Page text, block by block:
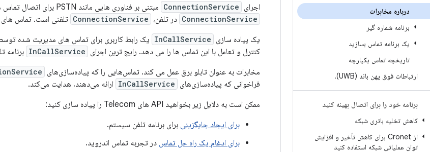
درباره مخابرات
برنامه شماره گیر
یک برنامه تماس بسازید
تاریخچه تماس یکپارچه
ارتباطات فوق پهن باند (UWB)
.
برنامه خود را برای اتصال بهینه کنید
کاهش تخلیه باتری شبکه
از Cronet برای کاهش تأخیر و افزایش
توان عملیاتی شبکه استفاده کنید
اجرای ConnectionService مبتنی بر فناوری هایی مانند PSTN برای اتصال تماس ها به طرف های دیگر است. رایج ترین اجرای
ConnectionService در تلفن، ConnectionService تلفنی است. تماس های
یک پیاده سازی InCallService
کنترل و تعامل با این تماس ها را می دهد. رایج ترین اجرای InCallService برنامه
مخابرات به عنوان تابلو برق عمل می کند. تماس‌هایی را که پیاده‌سازی‌های
فراخوانی که پیاده‌سازی‌های InCallService ارائه می‌دهند، هدایت می‌کند.
ممکن است به دلایل زیر بخواهید API های Telecom را پیاده سازی کنید:
برای ایجاد جایگزینی برای برنامه تلفن سیستم.
برای ادغام یک راه حل تماس در تجربه تماس اندروید.